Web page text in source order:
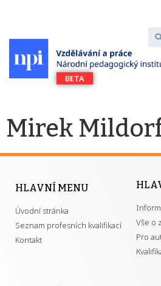
Mirek
HLAVNÍ MENU
Úvodní stránka
Seznam profesních kvalifikací
Kontakt
Vše o
Pro